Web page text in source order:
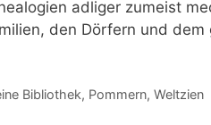
adliger zumeist
den Dörfern und
Bibliothek, Pommern, Weltzien